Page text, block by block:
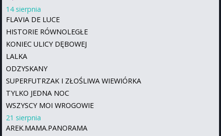
14 sierpnia
FLAVIA DE LUCE
HISTORIE RÓWNOLEGŁE
KONIEC ULICY DĘBOWEJ
LALKA
ODZYSKANY
SUPERFUTRZAK I ZŁOŚLIWA WIEWIÓRKA
TYLKO JEDNA NOC
WSZYSCY MOI WROGOWIE
21 sierpnia
AREK.MAMA.PANORAMA